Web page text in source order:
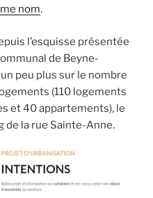
nom.
l’esquisse présentée
de Beyne-
peu plus sur le nombre
(110 logements
et 40 appartements), le
de la rue Sainte-Anne.